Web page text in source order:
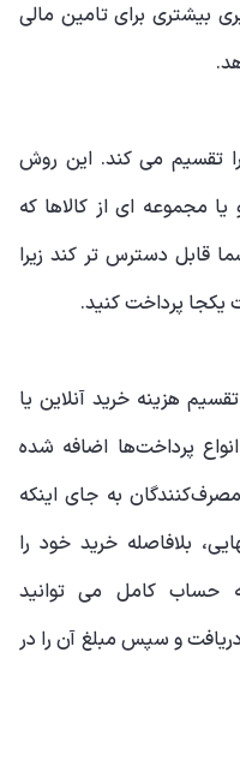
بیشتری برای تامین مالی
تقسیم می کند. این روش
مجموعه ای از کالاها که
قابل دسترس تر کند زیرا
یکجا پرداخت کنید.
هزینه خرید آنلاین یا
پرداخت‌ها اضافه شده
به جای اینکه
بلافاصله خرید خود را
حساب کامل می توانید
و سپس مبلغ آن را در